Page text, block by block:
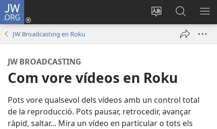
JW.ORG
Canviar
l'idioma
Iniciar
sessió
nova)
Busca
a
JW.ORG
JW Broadcasting en Roku
JW BROADCASTING
Com vore vídeos en Roku
Pots vore qualsevol dels vídeos amb un control total
de la reproducció. Pots pausar, retrocedir, avançar
ràpid, saltar... Mira un vídeo en particular o tots els